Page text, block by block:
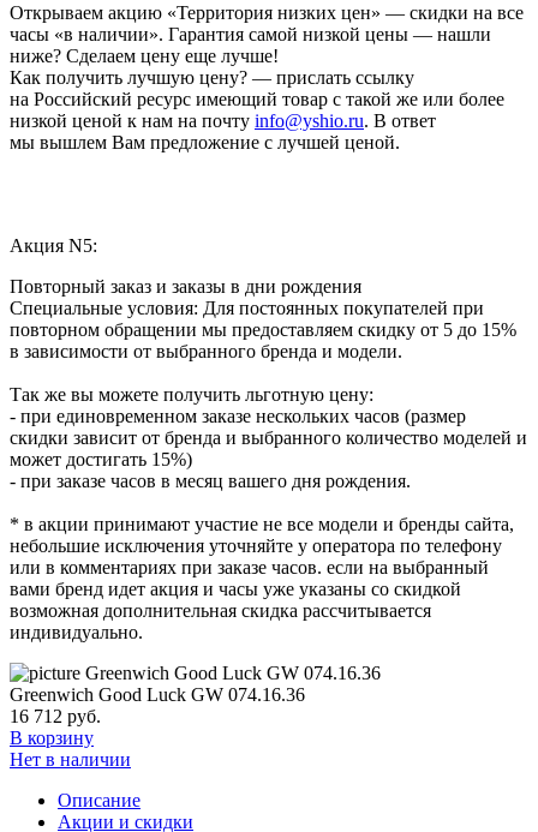
Открываем акцию «Территория низких цен» — скидки на все
часы «в наличии». Гарантия самой низкой цены — нашли
ниже? Сделаем цену еще лучше!
Как получить лучшую цену? — прислать ссылку
на Российский ресурс имеющий товар с такой же или более
низкой ценой к нам на почту info@yshio.ru. В ответ
мы вышлем Вам предложение с лучшей ценой.
Акция N5:
Повторный заказ и заказы в дни рождения
Специальные условия: Для постоянных покупателей при
повторном обращении мы предоставляем скидку от 5 до 15%
в зависимости от выбранного бренда и модели.
Так же вы можете получить льготную цену:
- при единовременном заказе нескольких часов (размер
скидки зависит от бренда и выбранного количество моделей и
может достигать 15%)
- при заказе часов в месяц вашего дня рождения.
* в акции принимают участие не все модели и бренды сайта,
небольшие исключения уточняйте у оператора по телефону
или в комментариях при заказе часов. если на выбранный
вами бренд идет акция и часы уже указаны со скидкой
возможная дополнительная скидка рассчитывается
индивидуально.
Greenwich Good Luck GW 074.16.36
16 712 руб.
В корзину
Нет в наличии
Описание
Акции и скидки